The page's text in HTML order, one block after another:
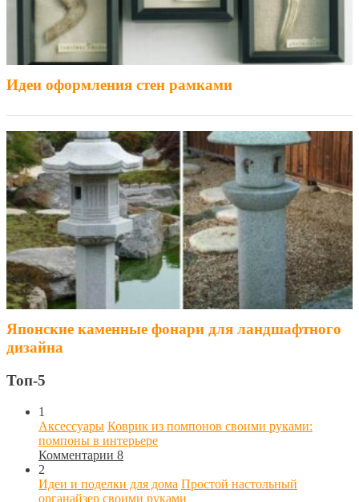
Идеи оформления стен рамками
Японские каменные фонари для ландшафтного
дизайна
Топ-5
1
Аксессуары Коврик из помпонов своими руками:
помпоны в интерьере
Комментарии 8
2
Идеи и поделки для дома Простой настольный
органайзер своими руками